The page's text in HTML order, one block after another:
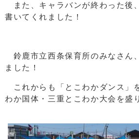
また、キャラバンが終わった後
書いてくれました！
鈴鹿市立西条保育所のみなさん
ました！
これからも「とこわかダンス」
わか国体・三重とこわか大会を盛